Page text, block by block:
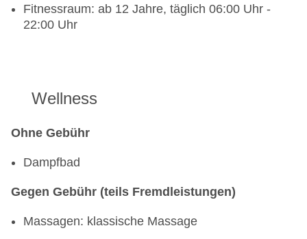
Fitnessraum: ab 12 Jahre, täglich 06:00 Uhr -
22:00 Uhr
Wellness
Ohne Gebühr
Dampfbad
Gegen Gebühr (teils Fremdleistungen)
Massagen: klassische Massage